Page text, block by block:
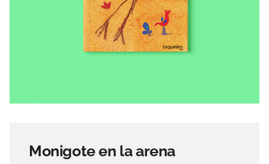
Monigote en la arena